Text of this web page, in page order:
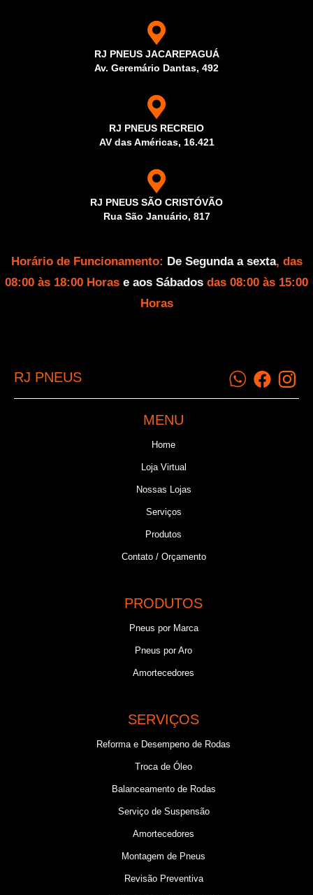
RJ PNEUS JACAREPAGUÁ
Av. Geremário Dantas, 492
RJ PNEUS RECREIO
AV das Américas, 16.421
RJ PNEUS SÃO CRISTÓVÃO
Rua São Januário, 817
Horário de Funcionamento: De Segunda a sexta, das
08:00 às 18:00 Horas e aos Sábados das 08:00 às 15:00
Horas
RJ PNEUS
MENU
Home
Loja Virtual
Nossas Lojas
Serviços
Produtos
Contato / Orçamento
PRODUTOS
Pneus por Marca
Pneus por Aro
Amortecedores
SERVIÇOS
Reforma e Desempeno de Rodas
Troca de Óleo
Balanceamento de Rodas
Serviço de Suspensão
Amortecedores
Montagem de Pneus
Revisão Preventiva